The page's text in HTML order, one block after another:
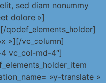
sed diam nonummy
dolore »]
qodef_elements_holder]
»][/vc_column]
vc_col-md-4″]
»y-translate »